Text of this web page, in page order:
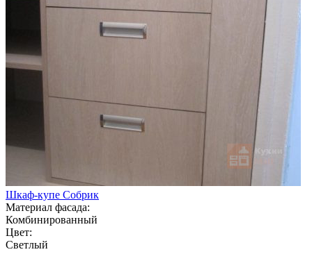
Шкаф-купе Собрик
Материал фасада:
Комбинированный
Цвет:
Светлый